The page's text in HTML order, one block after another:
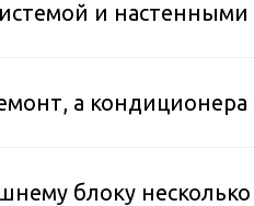
и настенными
а кондиционера
блоку несколько